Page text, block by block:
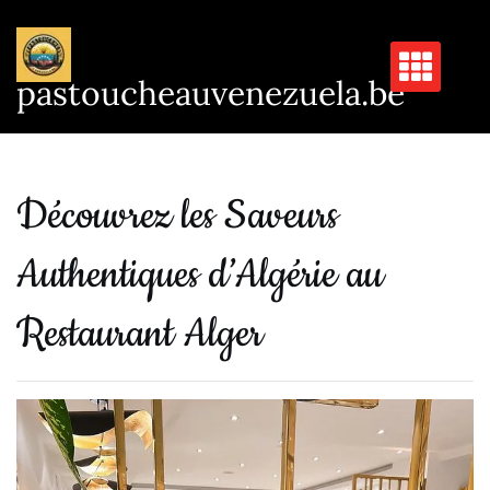
contenu
pastoucheauvenezuela.be
Découvrez les Saveurs
Authentiques d’Algérie au
Restaurant Alger